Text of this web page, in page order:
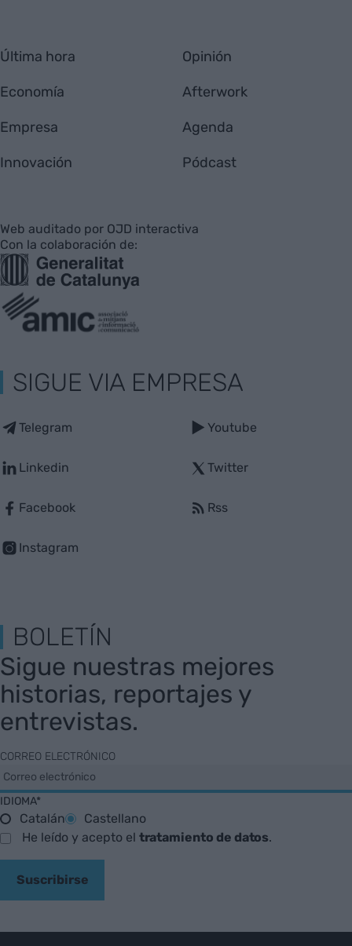
Última hora
Economía
Empresa
Innovación
Opinión
Afterwork
Agenda
Pódcast
Web auditado por OJD interactiva
Con la colaboración de:
SIGUE VIA EMPRESA
Telegram
Linkedin
Facebook
Instagram
Youtube
Twitter
Rss
BOLETÍN
Sigue nuestras mejores
historias, reportajes y
entrevistas.
CORREO ELECTRÓNICO
IDIOMA*
Catalán
Castellano
He leído y acepto el tratamiento de datos.
Suscribirse